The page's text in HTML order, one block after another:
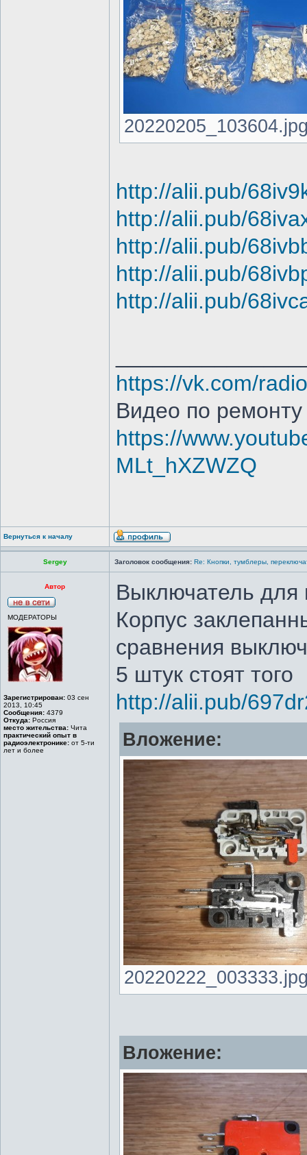
http://alii.pub/
http://alii.pub/
http://alii.pub/
http://alii.pub/
http://alii.pub/
https://vk.com/
Видео по ремонту
https://
MLt_hXZWZQ
Вернуться к началу
Sergey Заголовок сообщения: Re: Кнопки, тумблеры,
Автор
МОДЕРАТОРЫ
Зарегистрирован: 03 сен
2013, 10:45
Сообщения: 4379
Откуда: Россия
место жительства: Чита
практический опыт в
радиоэлектронике: от 5-ти
лет и более
Выключатель для
Корпус
сравнения
5 штук стоят того
http://alii.pub/
Вложение:
Вложение: